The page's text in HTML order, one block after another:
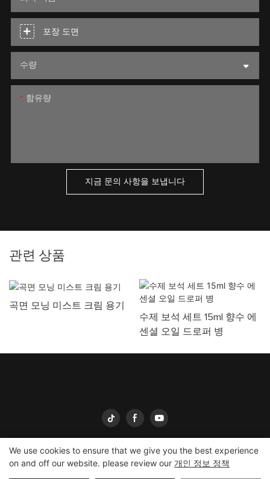
포장 도면
수량
함유량
지금 문의 사항을 보냅니다
관련 상품
곡면 모닝 미스트 크림 용기
수제 보석 세트 15ml 향수 에
센셜 오일 드로퍼 병
We use cookies to ensure that we give you the best experience
on and off our website. please review our 개인 정보 정책